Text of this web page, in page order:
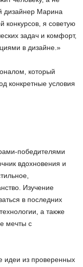
дизайнер Марина
конкурсов, я советую
задач и комфорт,
в дизайне.»
который
конкретные условия
победителями
вдохновения и
Изучение
в последних
а также
мечты с
идеи из проверенных